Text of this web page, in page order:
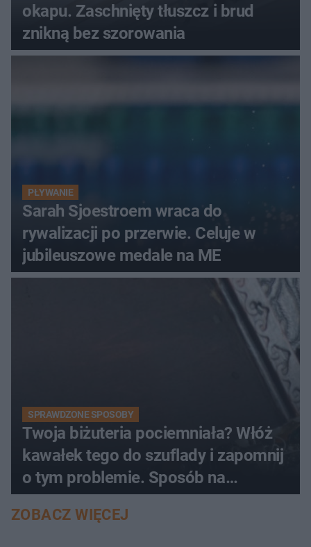
okapu. Zaschnięty tłuszcz i brud
znikną bez szorowania
PŁYWANIE
Sarah Sjoestroem wraca do
rywalizacji po przerwie. Celuje w
jubileuszowe medale na ME
SPRAWDZONE SPOSOBY
Twoja biżuteria pociemniała? Włóż
kawałek tego do szuflady i zapomnij
o tym problemie. Sposób na
pociemniałą biżuterię
ZOBACZ WIĘCEJ